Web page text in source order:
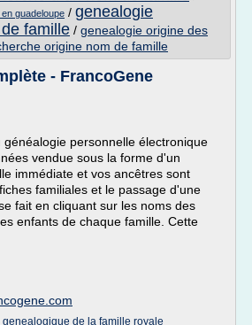
guadeloupe / genealogie
famille / genealogie origine des
origine nom de famille
- FrancoGene
personnelle électronique
vendue sous la forme d'un
immédiate et vos ancêtres sont
familiales et le passage d'une
fait en cliquant sur les noms des
enfants de chaque famille. Cette
genealogique de la famille royale